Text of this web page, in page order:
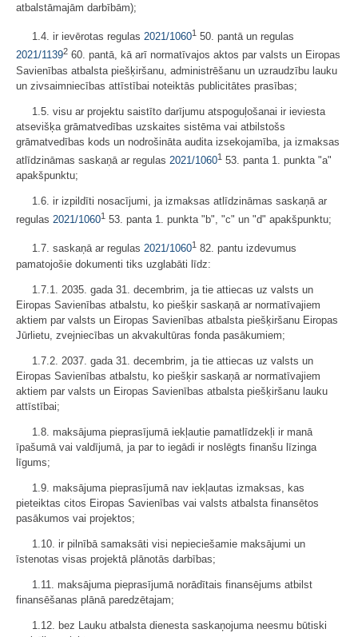
atbalstāmajām darbībām);
1.4. ir ievērotas regulas 2021/10601 50. pantā un regulas
2021/11392 60. pantā, kā arī normatīvajos aktos par valsts un Eiropas
Savienības atbalsta piešķiršanu, administrēšanu un uzraudzību lauku
un zivsaimniecības attīstībai noteiktās publicitātes prasības;
1.5. visu ar projektu saistīto darījumu atspoguļošanai ir ieviesta
atsevišķa grāmatvedības uzskaites sistēma vai atbilstošs
grāmatvedības kods un nodrošināta audita izsekojamība, ja izmaksas
atlīdzināmas saskaņā ar regulas 2021/10601 53. panta 1. punkta "a"
apakšpunktu;
1.6. ir izpildīti nosacījumi, ja izmaksas atlīdzināmas saskaņā ar
regulas 2021/10601 53. panta 1. punkta "b", "c" un "d" apakšpunktu;
1.7. saskaņā ar regulas 2021/10601 82. pantu izdevumus
pamatojošie dokumenti tiks uzglabāti līdz:
1.7.1. 2035. gada 31. decembrim, ja tie attiecas uz valsts un
Eiropas Savienības atbalstu, ko piešķir saskaņā ar normatīvajiem
aktiem par valsts un Eiropas Savienības atbalsta piešķiršanu Eiropas
Jūrlietu, zvejniecības un akvakultūras fonda pasākumiem;
1.7.2. 2037. gada 31. decembrim, ja tie attiecas uz valsts un
Eiropas Savienības atbalstu, ko piešķir saskaņā ar normatīvajiem
aktiem par valsts un Eiropas Savienības atbalsta piešķiršanu lauku
attīstībai;
1.8. maksājuma pieprasījumā iekļautie pamatlīdzekļi ir manā
īpašumā vai valdījumā, ja par to iegādi ir noslēgts finanšu līzinga
līgums;
1.9. maksājuma pieprasījumā nav iekļautas izmaksas, kas
pieteiktas citos Eiropas Savienības vai valsts atbalsta finansētos
pasākumos vai projektos;
1.10. ir pilnībā samaksāti visi nepieciešamie maksājumi un
īstenotas visas projektā plānotās darbības;
1.11. maksājuma pieprasījumā norādītais finansējums atbilst
finansēšanas plānā paredzētajam;
1.12. bez Lauku atbalsta dienesta saskaņojuma neesmu būtiski